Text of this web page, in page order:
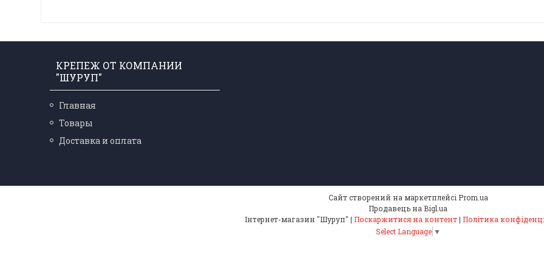
КРЕПЕЖ ОТ КОМПАНИИ
"ШУРУП"
Главная
Товары
Доставка и оплата
Сайт створений на маркетплейсі Prom.ua
Продавець на Bigl.ua
Інтернет-магазин "Шуруп" | Поскаржитися на контент| Політика
Select Language ▼